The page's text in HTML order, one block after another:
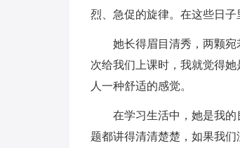
烈、急促的旋律。在这些日子
她长得眉目清秀，两颗
次给我们上课时，我就觉得
人一种舒适的感觉。
在学习生活中，她是我
题都讲得清清楚楚，如果我